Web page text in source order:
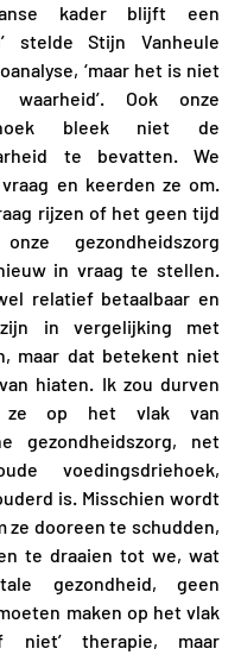
kader blijft een
stelde Stijn Vanheule
‘maar het is niet
Ook onze
bleek niet de
te bevatten. We
en keerden ze om.
rijzen of het geen tijd
gezondheidszorg
in vraag te stellen.
relatief betaalbaar en
in vergelijking met
maar dat betekent niet
hiaten. Ik zou durven
ze op het vlak van
gezondheidszorg, net
voedingsdriehoek,
is. Misschien wordt
ze dooreen te schudden,
te draaien tot we, wat
gezondheid, geen
maken op het vlak
niet’ therapie, maar